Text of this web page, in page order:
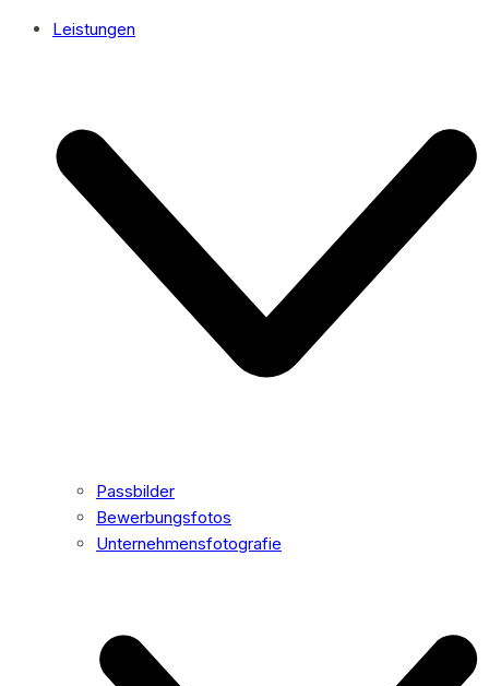
Leistungen
Passbilder
Bewerbungsfotos
Unternehmensfotografie